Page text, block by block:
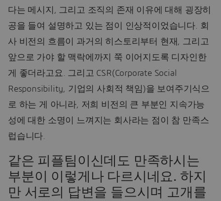
다는 메시지, 그리고 조직의 존재 이유에 대해 굉장히
공을 들여 설명하고 있는 점이 인상적이었습니다. 회
사 비전의 흐름이 과거의 히스토리부터 현재, 그리고
앞으로 가야 할 맥락에까지 쭉 이어지도록 디자인한
게 좋더라고요. 그리고 CSR(Corporate Social
Responsibility, 기업의 사회적 책임)을 보여주기식으
로 하는 게 아니라, 저희 비전의 큰 부분인 지속가능
성에 대한 소명이 느껴지는 회사라는 점이 참 만족스
럽습니다.
같은 피플팀이신데도 만족하시는
부분이 이렇게나 다르시네요. 하지
만 서로의 답변을 들으시며 고개를